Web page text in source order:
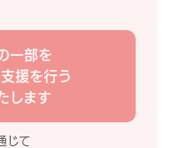
一部を
援を行う
します
じて